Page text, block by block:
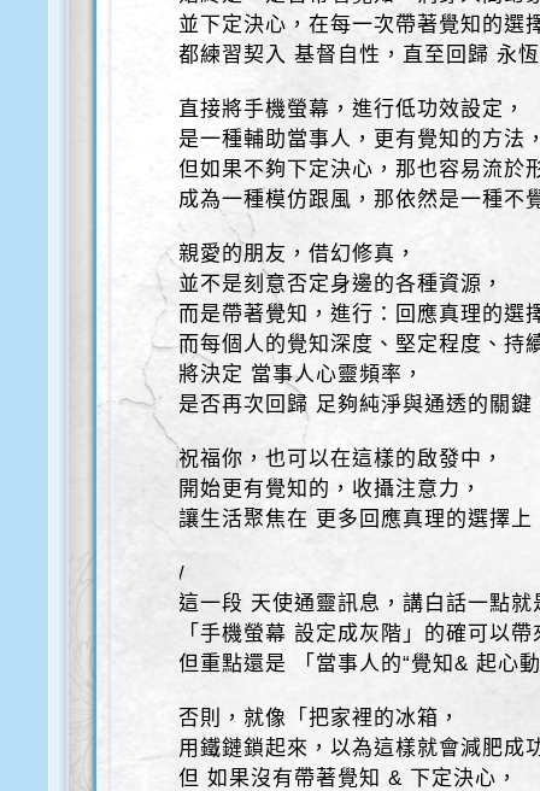
並下定決心，在每一次帶著覺知的選
都練習契入 基督自性，直至回歸 永
直接將手機螢幕，進行低功效設定，
是一種輔助當事人，更有覺知的方法
但如果不夠下定決心，那也容易流於
成為一種模仿跟風，那依然是一種不
親愛的朋友，借幻修真，
並不是刻意否定身邊的各種資源，
而是帶著覺知，進行：回應真理的選
而每個人的覺知深度、堅定程度、持
將決定 當事人心靈頻率，
是否再次回歸 足夠純淨與通透的關鍵
祝福你，也可以在這樣的啟發中，
開始更有覺知的，收攝注意力，
讓生活聚焦在 更多回應真理的選擇上
/
這一段 天使通靈訊息，講白話一點就
「手機螢幕 設定成灰階」的確可以
但重點還是 「當事人的“覺知& 起心
否則，就像「把家裡的冰箱，
用鐵鏈鎖起來，以為這樣就會減肥成
但 如果沒有帶著覺知 & 下定決心，